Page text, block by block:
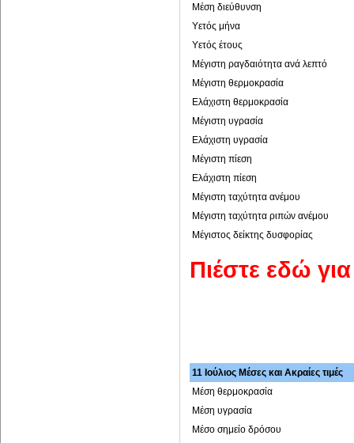
Μέση διεύθυνση
Υετός μήνα
Υετός έτους
Μέγιστη ραγδαιότητα ανά λεπτό
Μέγιστη θερμοκρασία
Ελάχιστη θερμοκρασία
Μέγιστη υγρασία
Ελάχιστη υγρασία
Μέγιστη πίεση
Ελάχιστη πίεση
Μέγιστη ταχύτητα ανέμου
Μέγιστη ταχύτητα ριπών ανέμου
Μέγιστος δείκτης δυσφορίας
Πιέστε εδώ
11 Ιούλιος Μέσες και Ακραίες τιμές
Μέση θερμοκρασία
Μέση υγρασία
Μέσο σημείο δρόσου